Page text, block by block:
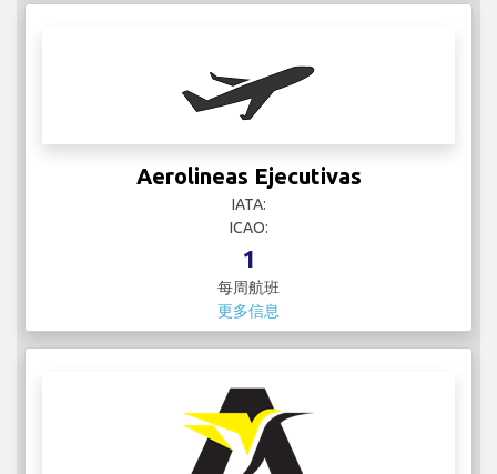
Aerolineas Ejecutivas
IATA:
ICAO:
1
每周航班
更多信息